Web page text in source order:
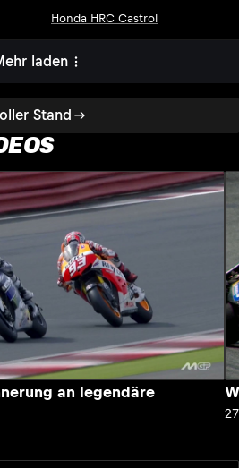
Stand
Honda HRC Castrol
laden
an legendäre